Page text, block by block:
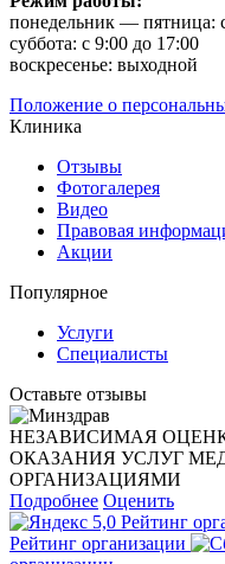
понедельник — пятница:
суббота: с 9:00 до 17:00
воскресенье: выходной
Положение о
Клиника
Отзывы
Фотогалерея
Видео
Правовая
Акции
Популярное
Услуги
Специалисты
Оставьте отзывы
НЕЗАВИСИМАЯ
ОКАЗАНИЯ УСЛУГ
ОРГАНИЗАЦИЯМИ
Подробнее Оценить
5,0 Рейтинг
Рейтинг организации